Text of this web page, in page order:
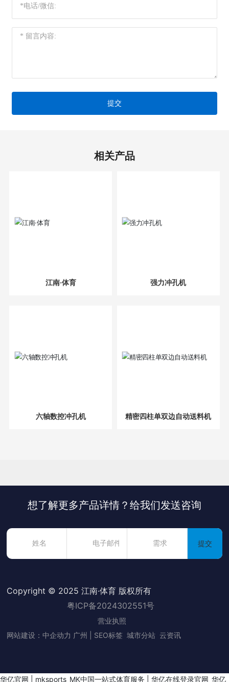
提交
相关产品
江南·体育 强力冲孔机
六轴数控冲孔机 精密四柱单双边自动送料机
想了解更多产品详情？给我们发送咨询
提交
Copyright © 2025 江南·体育 版权所有
粤ICP备2024302551号
营业执照
网站建设：中企动力 广州 SEO标签 城市分站 云资讯
华亿官网 mksports_MK中国一站式体育服务 华亿在线登录官网_华亿